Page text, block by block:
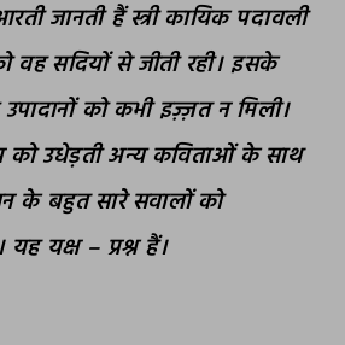
जानती हैं स्त्री कायिक पदावली
वह सदियों से जीती रही। इसके
को कभी इज़्ज़त न मिली।
को उधेड़ती अन्य कविताओं के साथ
के बहुत सारे सवालों को
यक्ष – प्रश्न हैं।